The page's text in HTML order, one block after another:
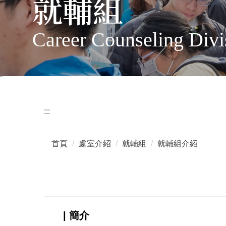
就輔組
Career Counseling
:::
首頁 處室介紹 就輔組 就輔組介紹
| 簡介